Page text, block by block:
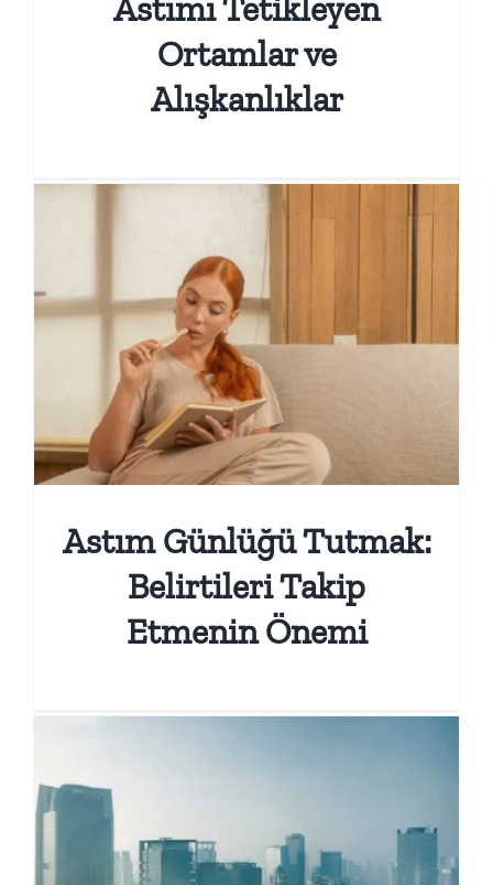
Astımı Tetikleyen
Ortamlar ve
Alışkanlıklar
Astım Günlüğü Tutmak:
Belirtileri Takip
Etmenin Önemi